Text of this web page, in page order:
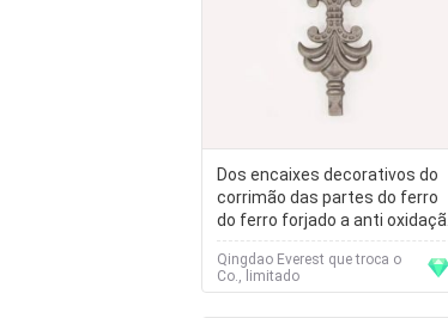
Dos encaixes decorativos do
corrimão das partes do ferro
do ferro forjado a anti oxidação
projeta
Qingdao Everest que troca o
Co., limitado